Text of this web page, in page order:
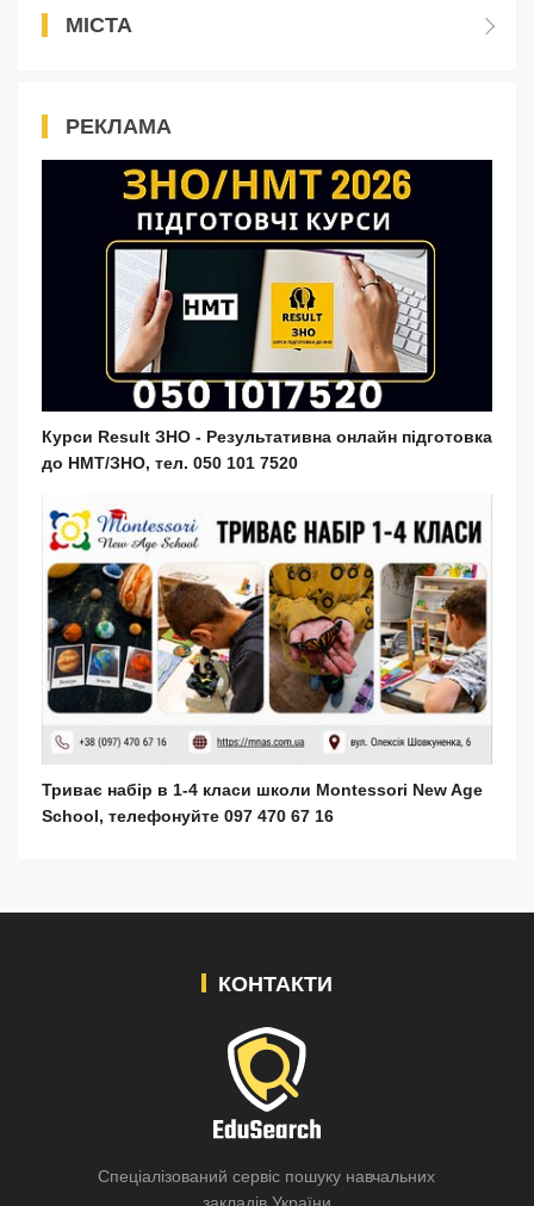
МІСТА
РЕКЛАМА
Курси Result ЗНО - Результативна онлайн підготовка
до НМТ/ЗНО, тел. 050 101 7520
Триває набір в 1-4 класи школи Montessori New Age
School, телефонуйте 097 470 67 16
КОНТАКТИ
Спеціалізований сервіс пошуку навчальних